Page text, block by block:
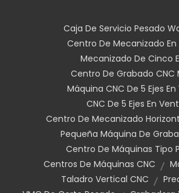
Caja De Servicio Pesado
Centro De Mecanizado
Mecanizado De Cinco
Centro De Grabado CNC
Máquina CNC De 5 Ejes
CNC De 5 Ejes En
Centro De Mecanizado
Pequeña Máquina De
Centro De Máquinas Tipo
Centros De Máquinas CNC
Taladro Vertical CNC